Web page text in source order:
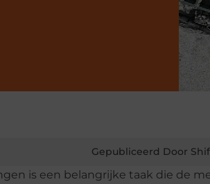
Gepubliceerd Door
is een belangrijke taak die de